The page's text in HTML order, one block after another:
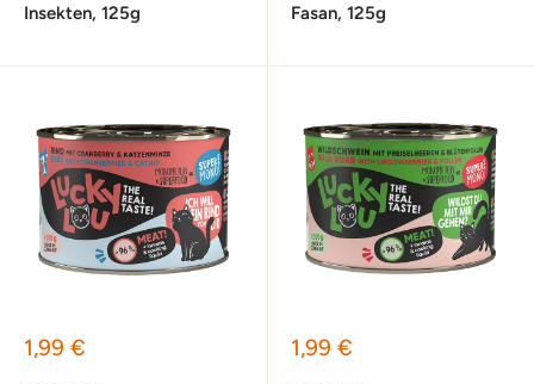
Insekten, 125g
Fasan, 125g
Sonderpreis
1,99 € Sonderpreis
1,99 €